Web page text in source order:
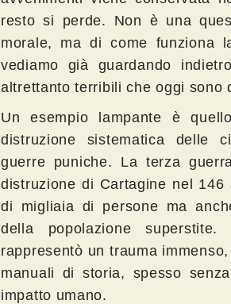
resto si perde. Non è una
morale, ma di come funziona
vediamo già guardando
altrettanto terribili che oggi sono
Un esempio lampante è
distruzione sistematica delle
guerre puniche. La terza
distruzione di Cartagine nel
di migliaia di persone ma
della popolazione
rappresentò un trauma
manuali di storia, spesso
impatto umano.